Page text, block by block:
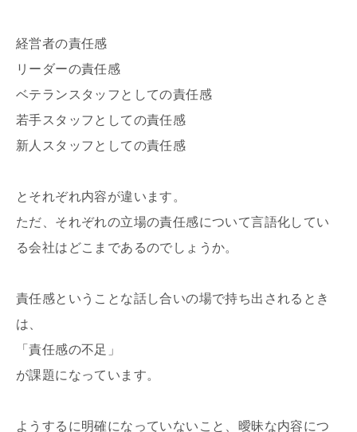
経営者の責任感
リーダーの責任感
ベテランスタッフとしての責任感
若手スタッフとしての責任感
新人スタッフとしての責任感
とそれぞれ内容が違います。
ただ、それぞれの立場の責任感について言語化してい
る会社はどこまであるのでしょうか。
責任感ということな話し合いの場で持ち出されるとき
は、
「責任感の不足」
が課題になっています。
ようするに明確になっていないこと、曖昧な内容につ